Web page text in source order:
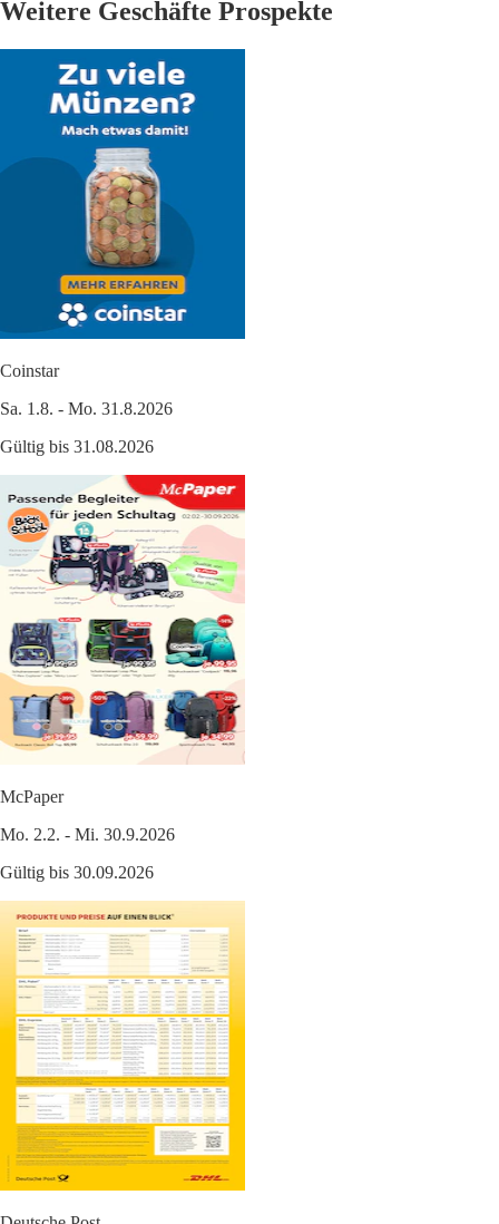
Weitere Geschäfte Prospekte
Coinstar
Sa. 1.8. - Mo. 31.8.2026
Gültig bis 31.08.2026
McPaper
Mo. 2.2. - Mi. 30.9.2026
Gültig bis 30.09.2026